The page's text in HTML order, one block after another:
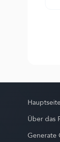
Hauptseite
Über das
Generate